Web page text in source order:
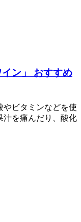
ン」 おすすめ
やビタミンなどを使
汁を痛んだり、酸化